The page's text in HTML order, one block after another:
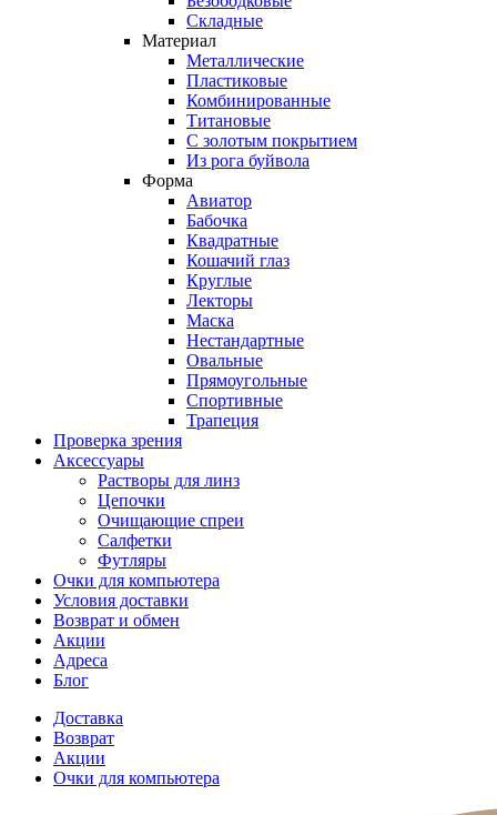
Складные
Материал
Металлические
Пластиковые
Комбинированные
Титановые
С золотым покрытием
Из рога буйвола
Форма
Авиатор
Бабочка
Квадратные
Кошачий глаз
Круглые
Лекторы
Маска
Нестандартные
Овальные
Прямоугольные
Спортивные
Трапеция
Проверка зрения
Аксессуары
Растворы для линз
Цепочки
Очищающие спреи
Салфетки
Футляры
Очки для компьютера
Условия доставки
Возврат и обмен
Акции
Адреса
Блог
Доставка
Возврат
Акции
Очки для компьютера